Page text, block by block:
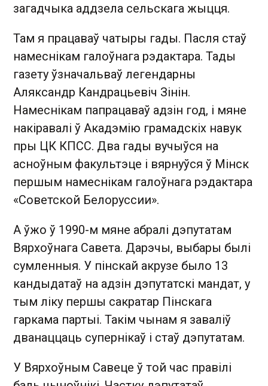
загадчыка аддзела сельскага жыцця.
Там я працаваў чатыры гады. Пасля стаў
намеснікам галоўнага рэдактара. Тады
газету ўзначальваў легендарны
Аляксандр Кандрацьевіч Зінін.
Намеснікам папрацаваў адзін год, і мяне
накіравалі ў Акадэмію грамадскіх навук
пры ЦК КПСС. Два гады вучыўся на
асноўным факультэце і вярнуўся ў Мінск
першым намеснікам галоўнага рэдактара
«Советской Белоруссии».
А ўжо ў 1990-м мяне абралі дэпутатам
Вярхоўнага Савета. Дарэчы, выбары былі
сумленныя. У пінскай акрузе было 13
кандыдатаў на адзін дэпутатскі мандат, у
тым ліку першы сакратар Пінскага
гаркама партыі. Такім чынам я заваліў
дванаццаць супернікаў і стаў дэпутатам.
У Вярхоўным Савеце ў той час правілі